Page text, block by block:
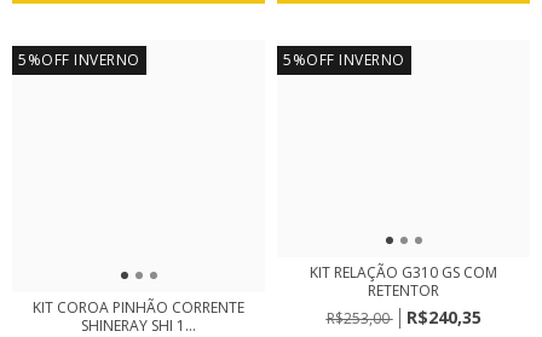
5%OFF INVERNO
KIT COROA PINHÃO CORRENTE
SHINERAY SHI 1...
5%OFF INVERNO
KIT RELAÇÃO G310 GS COM
RETENTOR
R$253,00
R$240,35